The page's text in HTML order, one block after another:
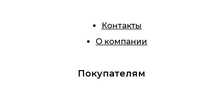
Контакты
О компании
Покупателям